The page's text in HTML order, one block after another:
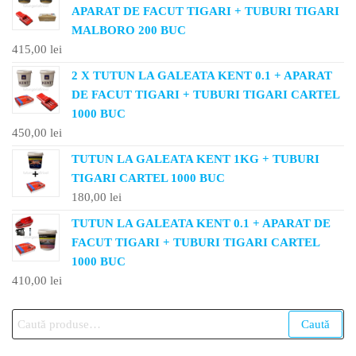
APARAT DE FACUT TIGARI + TUBURI TIGARI
MALBORO 200 BUC
415,00 lei
2 X TUTUN LA GALEATA KENT 0.1 + APARAT
DE FACUT TIGARI + TUBURI TIGARI CARTEL
1000 BUC
450,00 lei
TUTUN LA GALEATA KENT 1KG + TUBURI
TIGARI CARTEL 1000 BUC
180,00 lei
TUTUN LA GALEATA KENT 0.1 + APARAT DE
FACUT TIGARI + TUBURI TIGARI CARTEL
1000 BUC
410,00 lei
Caută